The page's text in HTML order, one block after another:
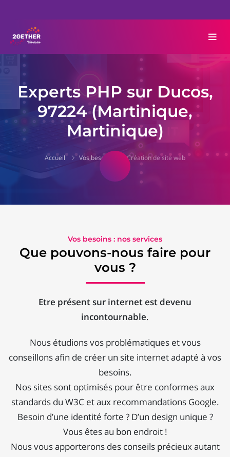
Experts PHP sur Ducos,
97224 (Martinique,
Martinique)
Accueil Vos besoins Création de site web
Vos besoins : nos services
Que pouvons-nous faire pour
vous ?
Etre présent sur internet est devenu
incontournable.
Nous étudions vos problématiques et vous
conseillons afin de créer un site internet adapté à vos
besoins.
Nos sites sont optimisés pour être conformes aux
standards du W3C et aux recommandations Google.
Besoin d’une identité forte ? D’un design unique ?
Vous êtes au bon endroit !
Nous vous apporterons des conseils précieux autant